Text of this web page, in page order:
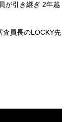
が引き継ぎ 2年越
査員長のLOCKY先